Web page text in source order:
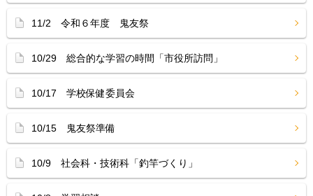
11/2 令和６年度 鬼友祭
10/29 総合的な学習の時間「市役所訪問」
10/17 学校保健委員会
10/15 鬼友祭準備
10/9 社会科・技術科「釣竿づくり」